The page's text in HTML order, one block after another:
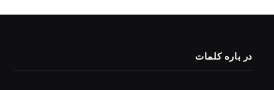
در باره کلمات